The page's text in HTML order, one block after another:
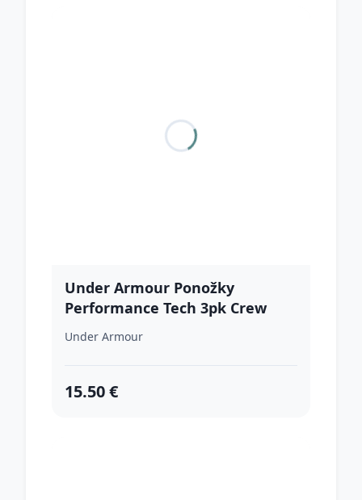
Under Armour Ponožky
Performance Tech 3pk Crew
White XL
Under Armour
15.50 €